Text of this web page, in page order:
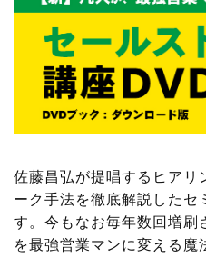
佐藤昌弘が提唱するヒアリ
ーク手法を徹底解説したセ
す。今もなお毎年数回増刷
を最強営業マンに変える魔